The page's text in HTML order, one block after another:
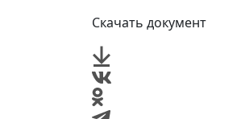
Скачать документ